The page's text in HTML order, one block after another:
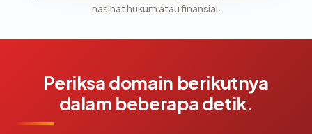
nasihat hukum atau finansial.
Periksa domain berikutnya
dalam beberapa detik.